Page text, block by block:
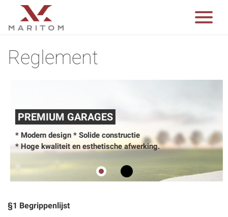
Reglement
PREMIUM GARAGES
* Modern design * Solide constructie
* Hoge kwaliteit en esthetische afwerking.
§1 Begrippenlijst